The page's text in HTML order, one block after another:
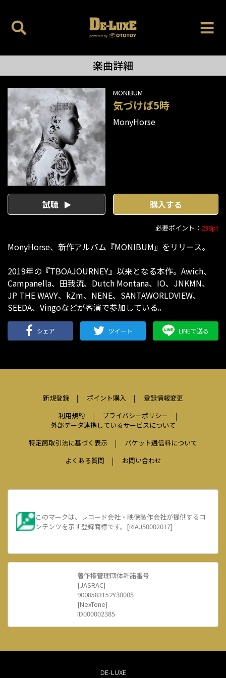
楽曲詳細
MONIBUM
気づけば5時
MonyHorse
試聴 購入する
必要ポイント： 238pt
MonyHorse、新作アルバム『MONIBUM』をリリース。
2019年の『TBOAJOURNEY』以来となる本作。Awich、
Campanella、田我流、Dutch Montana、IO、JNKMN、
JP THE WAVY、kZm、NENE、SANTAWORLDVIEW、
SEEDA、Vingoなどが客演で参加している。
シェア ツイート LINEで送る
新規登録 ポイント購入
登録情報変更
利用規約
プライバシーポリシー
外部データ連携しているサービスについて
特定商取引法に基づく表示
パケット通信料について
よくある質問
お問い合わせ
このマークは、レコード会社・映像製作会社が提供するコ
ンテンツを示す登録商標です。[RIAJ50002017]
著作権管理団体許諾番号
[JASRAC]
9008583152Y30005
[NexTone]
ID000002385
DE-LUXE